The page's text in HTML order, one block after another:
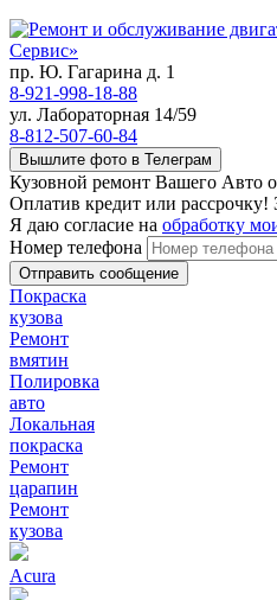
пр. Ю. Гагарина д. 1
8-921-998-18-88
ул. Лабораторная 14/59
8-812-507-60-84
Вышлите фото в Телеграм
Кузовной ремонт Вашего Авто
Оплатив кредит или рассрочку!
Я даю согласие на обработку
Номер телефона
Покраска
кузова
Ремонт
вмятин
Полировка
авто
Локальная
покраска
Ремонт
царапин
Ремонт
кузова
Acura